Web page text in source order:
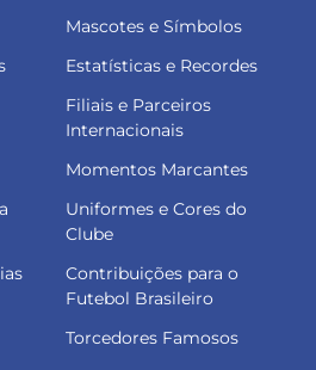
Mascotes e Símbolos
Estatísticas e Recordes
Filiais e Parceiros
Internacionais
Momentos Marcantes
Uniformes e Cores do
Clube
Contribuições para o
Futebol Brasileiro
Torcedores Famosos